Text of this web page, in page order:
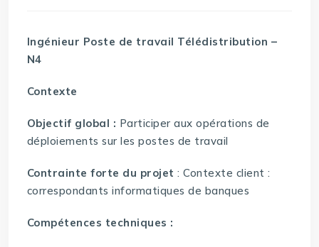
Ingénieur Poste de travail Télédistribution –
N4
Contexte
Objectif global : Participer aux opérations de
déploiements sur les postes de travail
Contrainte forte du projet: Contexte client :
correspondants informatiques de banques
Compétences techniques :